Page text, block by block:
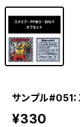
サンプル#051
¥330